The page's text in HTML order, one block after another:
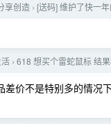
享创造 › [送码] 维护了快一
› 618 想买个雷蛇鼠标 结
差价不是特别多的情况